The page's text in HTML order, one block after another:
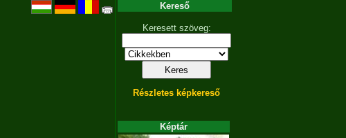
Kereső
Keresett szöveg:
Részletes képkereső
Képtár